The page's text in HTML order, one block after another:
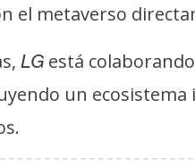
el metaverso
LG está
un